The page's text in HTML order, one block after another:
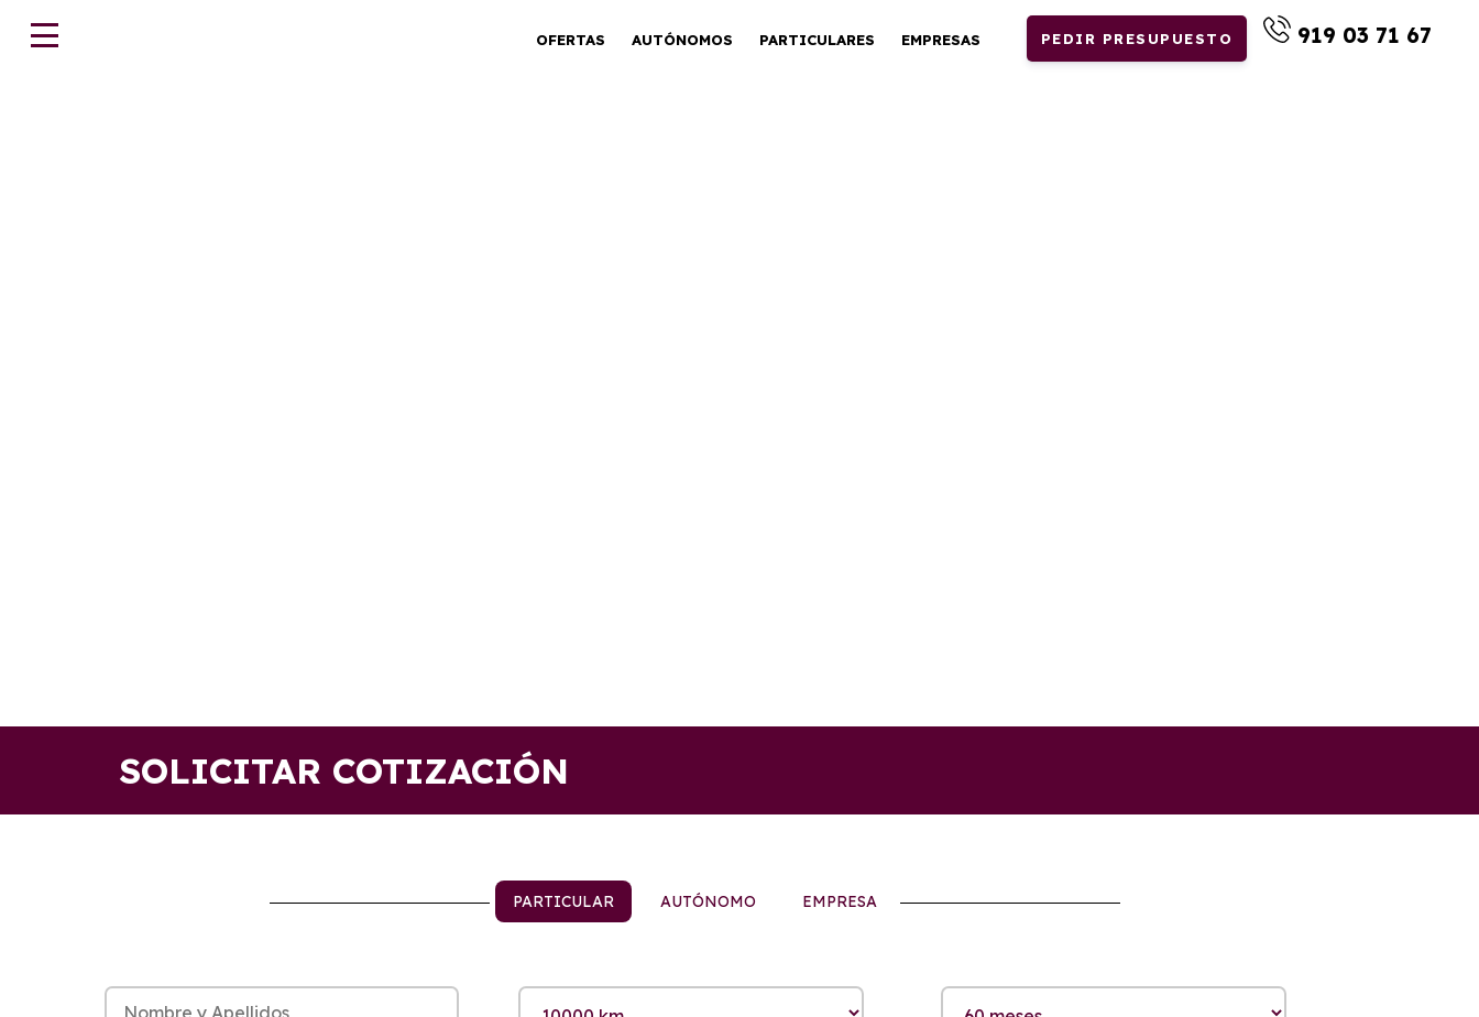
OFERTAS AUTÓNOMOS PARTICULARES EMPRESAS PEDIR PRESUPUESTO 919 03 71 67
SOLICITAR COTIZACIÓN
PARTICULAR AUTÓNOMO EMPRESA